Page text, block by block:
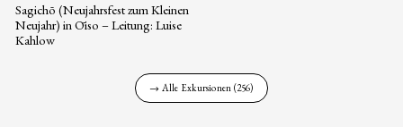
Sagichō (Neujahrsfest zum Kleinen
Neujahr) in Ōiso – Leitung: Luise
Kahlow
→ Alle Exkursionen (256)